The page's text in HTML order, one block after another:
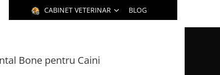
CABINET VETERINAR BLOG
Bone pentru Caini